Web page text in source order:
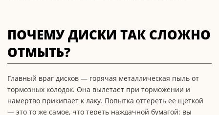
ПОЧЕМУ ДИСКИ ТАК СЛОЖНО
ОТМЫТЬ?
Главный враг дисков — горячая металлическая пыль от
тормозных колодок. Она вылетает при торможении и
намертво прикипает к лаку. Попытка оттереть ее щеткой
— это то же самое, что тереть наждачной бумагой: вы